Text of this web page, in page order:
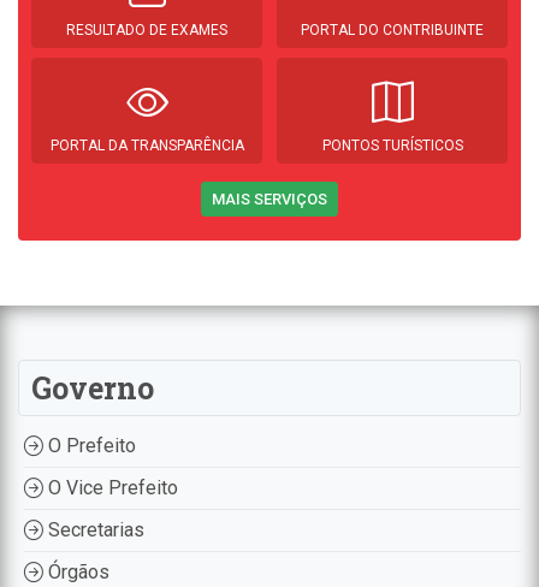
RESULTADO DE EXAMES PORTAL DO CONTRIBUINTE
PORTAL DA TRANSPARÊNCIA PONTOS TURÍSTICOS
MAIS SERVIÇOS
Governo
O Prefeito
O Vice Prefeito
Secretarias
Órgãos